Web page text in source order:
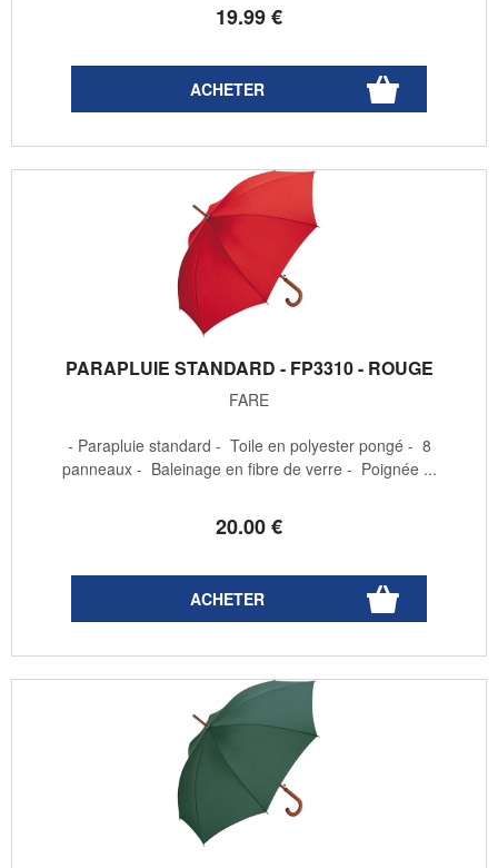
19.99€
PARAPLUIE STANDARD - FP3310 - ROUGE
FARE
20.00€
- Parapluie standard - Toile en polyester pongé - 8
panneaux - Baleinage en fibre de verre - Poignée ...